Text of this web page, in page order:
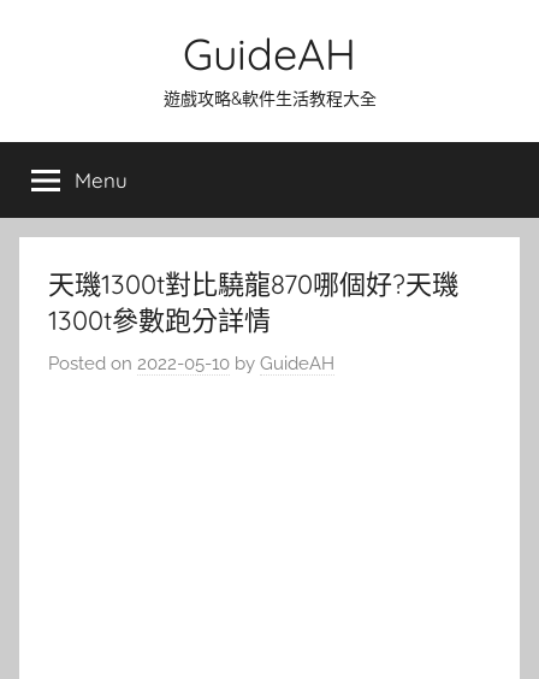
GuideAH
遊戲攻略&軟件生活教程大全
Menu
天璣1300t對比驍龍870哪個好?天璣
1300t參數跑分詳情
Posted on 2022-05-10 by GuideAH